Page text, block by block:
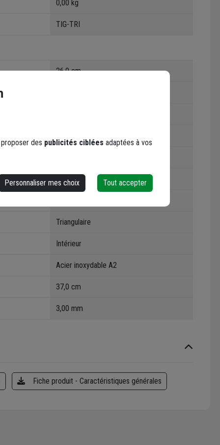
0,00 kg
TIG-TRI
26,0 cm
brossé
Triangulaire
Intérieur
Acier inoxydable A2
37,0 cm
3,00 mm
Fiche produit - Caractéristiques générales
des publicités ciblées adaptées à vos
Personnaliser mes choix Tout accepter